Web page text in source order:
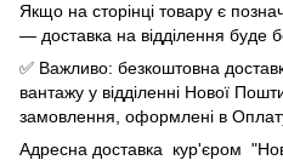
Якщо на сторінці товару є
— доставка на відділення буде
✅ Важливо: безкоштовна
вантажу у відділенні Нової
замовлення, оформлені в
Адресна доставка кур'єром